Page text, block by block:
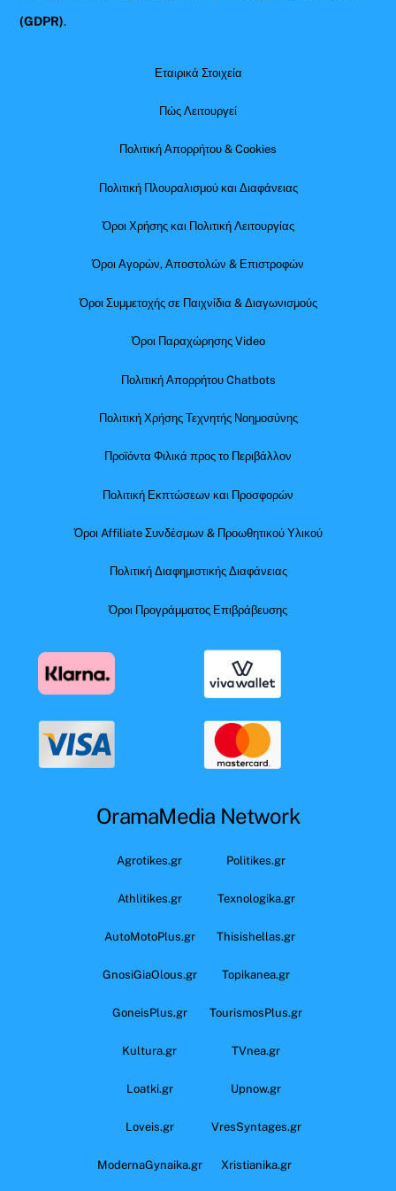
(GDPR).
Εταιρικά Στοιχεία
Πώς Λειτουργεί
Πολιτική Απορρήτου & Cookies
Πολιτική Πλουραλισμού και Διαφάνειας
Όροι Χρήσης και Πολιτική Λειτουργίας
Όροι Αγορών, Αποστολών & Επιστροφών
Όροι Συμμετοχής σε Παιχνίδια & Διαγωνισμούς
Όροι Παραχώρησης Video
Πολιτική Απορρήτου Chatbots
Πολιτική Χρήσης Τεχνητής Νοημοσύνης
Προϊόντα Φιλικά προς το Περιβάλλον
Πολιτική Εκπτώσεων και Προσφορών
Όροι Affiliate Συνδέσμων & Προωθητικού Υλικού
Πολιτική Διαφημιστικής Διαφάνειας
Όροι Προγράμματος Επιβράβευσης
OramaMedia Network
Agrotikes.gr Politikes.gr
Athlitikes.gr Texnologika.gr
AutoMotoPlus.gr Thisishellas.gr
GnosiGiaOlous.gr Topikanea.gr
GoneisPlus.gr TourismosPlus.gr
Kultura.gr TVnea.gr
Loatki.gr Upnow.gr
Loveis.gr VresSyntages.gr
ModernaGynaika.gr Xristianika.gr